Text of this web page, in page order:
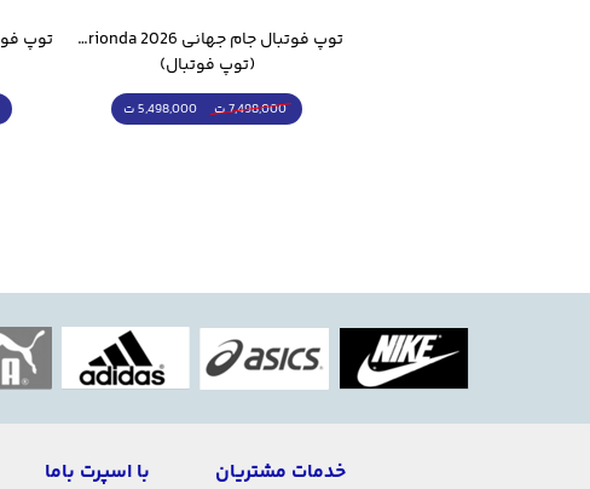
توپ فوتبال جام جهانی 2026 Trionda مشابه اورجینال
(توپ فوتبال)
7,498,000 ت 5,498,000 ت
خدمات مشتریان با اسپرت باما